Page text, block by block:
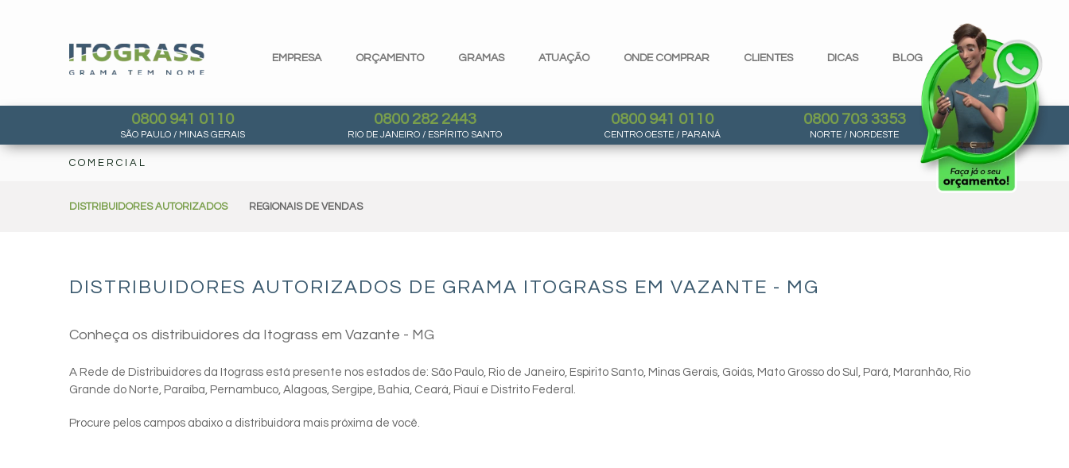
EMPRESA ORÇAMENTO GRAMAS ATUAÇÃO ONDE COMPRAR CLIENTES DICAS BLOG
0800 941 0110
SÃO PAULO / MINAS GERAIS
0800 282 2443
RIO DE JANEIRO / ESPÍRITO SANTO
0800 941 0110
CENTRO OESTE / PARANÁ
0800 703 3353
NORTE / NORDESTE
COMERCIAL
DISTRIBUIDORES AUTORIZADOS REGIONAIS DE VENDAS
DISTRIBUIDORES AUTORIZADOS DE GRAMA ITOGRASS EM VAZANTE - MG
Conheça os distribuidores da Itograss em Vazante - MG
A Rede de Distribuidores da Itograss está presente nos estados de: São Paulo, Rio de Janeiro, Espirito Santo, Minas Gerais, Goiás, Mato Grosso do Sul, Pará, Maranhão, Rio
Grande do Norte, Paraíba, Pernambuco, Alagoas, Sergipe, Bahia, Ceará, Piauí e Distrito Federal.
Procure pelos campos abaixo a distribuidora mais próxima de você.